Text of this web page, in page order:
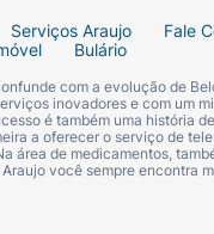
Serviços Araujo
Fale
Bulário
com a evolução de
inovadores e com um
é também uma história
a oferecer o serviço de
área de medicamentos,
você sempre encontra